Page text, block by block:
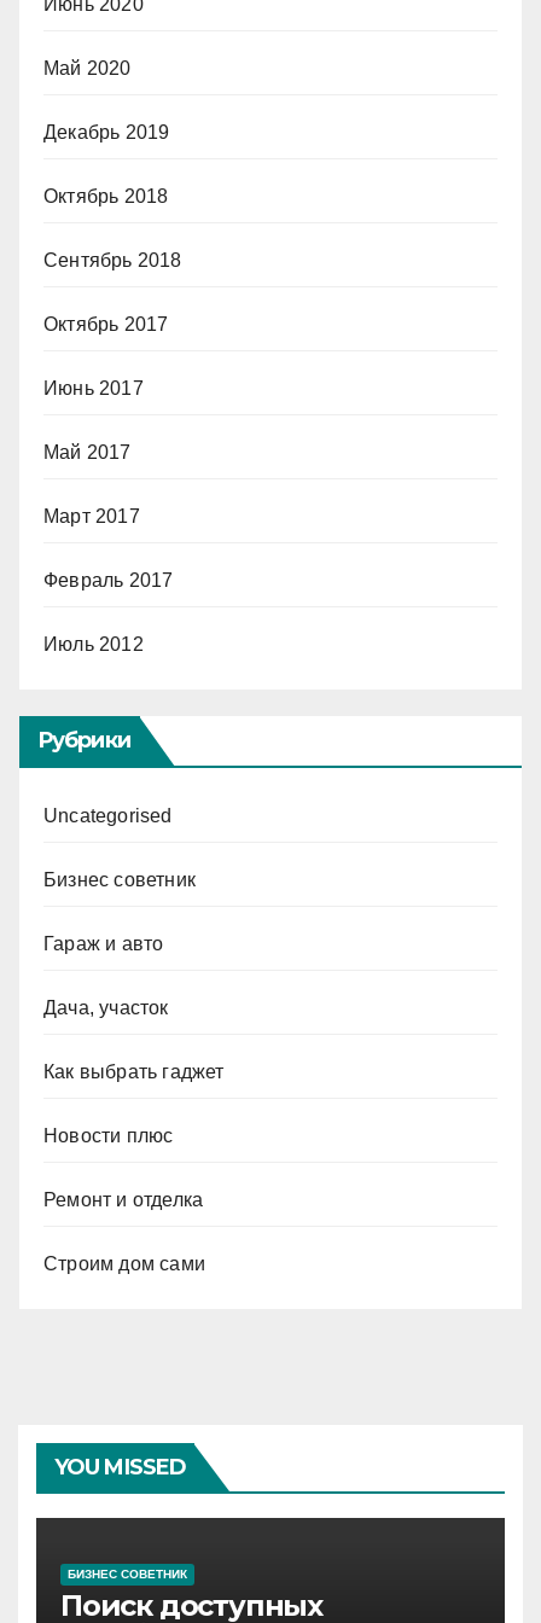
Май 2020
Декабрь 2019
Октябрь 2018
Сентябрь 2018
Октябрь 2017
Июнь 2017
Май 2017
Март 2017
Февраль 2017
Июль 2012
Рубрики
Uncategorised
Бизнес советник
Гараж и авто
Дача, участок
Как выбрать гаджет
Новости плюс
Ремонт и отделка
Строим дом сами
YOU MISSED
БИЗНЕС СОВЕТНИК
Поиск доступных